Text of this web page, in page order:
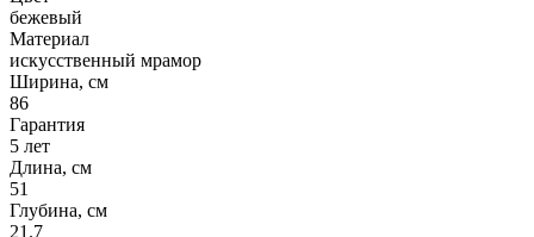
бежевый
Материал
искусственный мрамор
Ширина, см
86
Гарантия
5 лет
Длина, см
51
Глубина, см
21.7